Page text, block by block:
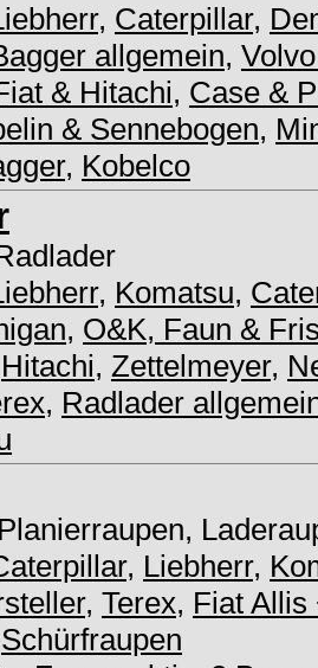
, Caterpillar,
allgemein,
& Hitachi, Case &
& Sennebogen,
, Kobelco
, Komatsu,
, O&K, Faun &
Hitachi, Zettelmeyer,
, Radlader
, Liebherr,
, Terex, Fiat Allis
Schürfraupen